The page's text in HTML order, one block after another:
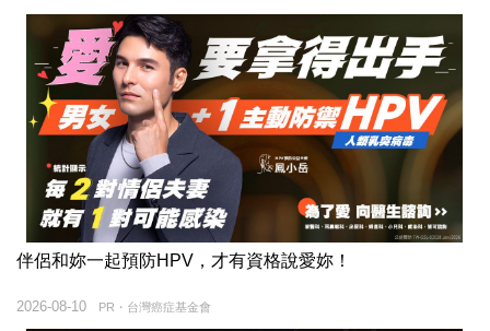
伴侶和妳一起預防HPV，才有資格說愛妳！
PR・台灣癌症基金會
2026-08-10